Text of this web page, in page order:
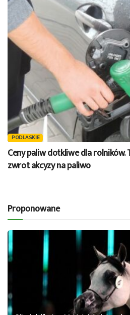
PODLASKIE
Ceny paliw dotkliwe dla rolników.
zwrot akcyzy na paliwo
Proponowane